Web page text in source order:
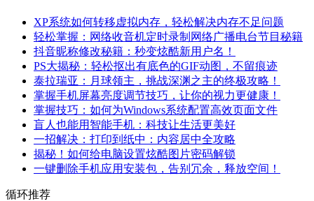
XP系统如何转移虚拟内存，轻松解决内存不足问题
轻松掌握：网络收音机定时录制网络广播电台节目秘籍
抖音昵称修改秘籍：秒变炫酷新用户名！
PS大揭秘：轻松抠出有底色的GIF动图，不留痕迹
泰拉瑞亚：月球领主，挑战深渊之主的终极攻略！
掌握手机屏幕亮度调节技巧，让你的视力更健康！
掌握技巧：如何为Windows系统配置高效页面文件
盲人也能用智能手机：科技让生活更美好
一招解决：打印到纸中：内容居中全攻略
揭秘！如何给电脑设置炫酷图片密码解锁
一键删除手机应用安装包，告别冗余，释放空间！
循环推荐